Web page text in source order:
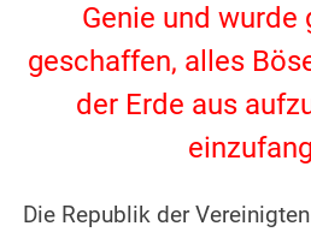
Genie und wurde
geschaffen, alles
der Erde aus
Die Republik der